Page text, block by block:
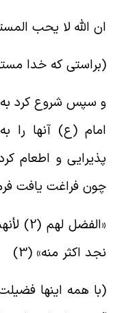
الله لا یحب
براستی که خدا
سپس شروع کرد به
(ع) آنها را
و اطعام
فراغت یافت
الفضل
اکثر منه» (3 )
با همه اینها فضیلت